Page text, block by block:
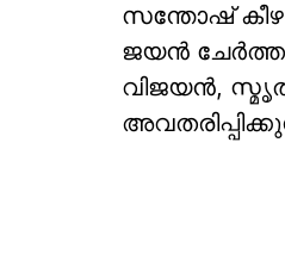
സന്തോഷ്
ജയൻ
വിജയൻ,